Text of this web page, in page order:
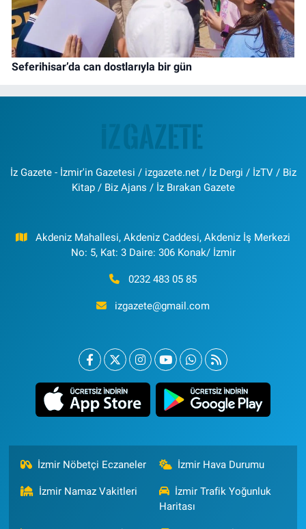
Seferihisar’da can dostlarıyla bir gün
İz Gazete - İzmir'in Gazetesi / izgazete.net / İz Dergi / İzTV / Biz
Kitap / Biz Ajans / İz Bırakan Gazete
Akdeniz Mahallesi, Akdeniz Caddesi, Akdeniz İş Merkezi
No: 5, Kat: 3 Daire: 306 Konak/ İzmir
0232 483 05 85
izgazete@gmail.com
İzmir Nöbetçi Eczaneler İzmir Hava Durumu
İzmir Namaz Vakitleri
İzmir Trafik Yoğunluk
Haritası